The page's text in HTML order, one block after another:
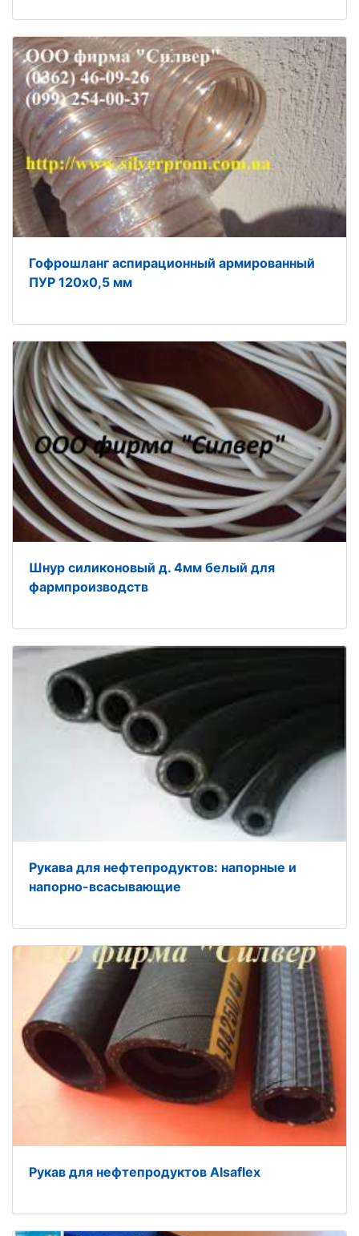
Гофрошланг аспирационный армированный
ПУР 120х0,5 мм
Шнур силиконовый д. 4мм белый для
фармпроизводств
Рукава для нефтепродуктов: напорные и
напорно-всасывающие
Рукав для нефтепродуктов Alsaflex